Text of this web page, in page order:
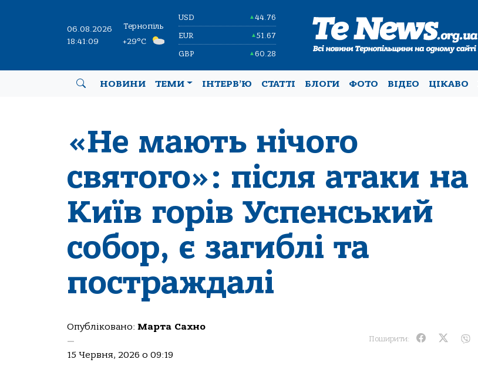
06.08.2026
18:41:10
Тернопіль
+29°C
USD ▲44.76
EUR ▲51.67
GBP ▲60.28
НОВИНИ ТЕМИ ІНТЕРВ’Ю СТАТТІ БЛОГИ ФОТО ВІДЕО ЦІКАВО
«Не мають нічого
святого»: після атаки на
Київ горів Успенський
собор, є загиблі та
постраждалі
Опубліковано: Марта Сахно
—
15 Червня, 2026 о 09:19
Поширити: